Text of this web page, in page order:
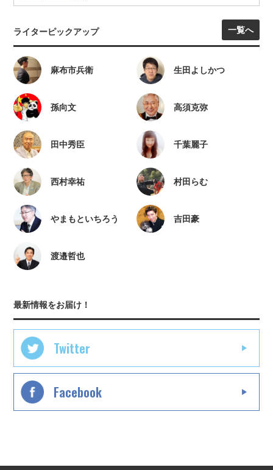
ライターピックアップ 一覧へ
麻布市兵衛 生田よしかつ
孫向文 高須克弥
田中秀臣 千葉麗子
西村幸祐 村田らむ
やまもといちろう 吉田豪
渡邉哲也
最新情報をお届け！
Twitter
Facebook